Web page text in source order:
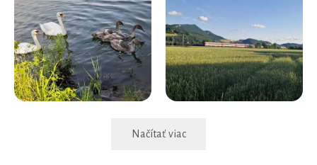
Načítať viac